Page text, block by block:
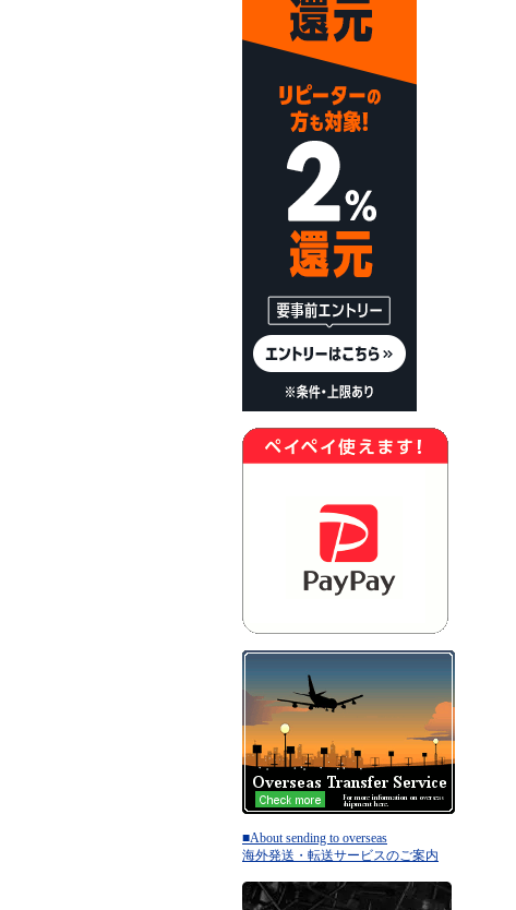
■About sending to overseas
海外発送・転送サービスのご案内